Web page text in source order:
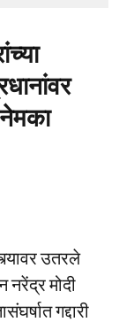
उतरले
नरेंद्र मोदी
गद्दारी